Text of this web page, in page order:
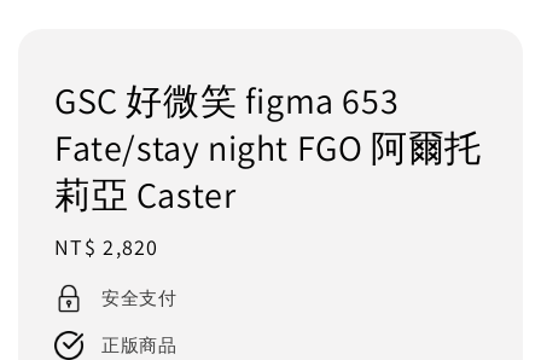
GSC 好微笑 figma 653
Fate/stay night FGO 阿爾托
莉亞 Caster
Regular
price
NT$ 2,820
安全支付
正版商品